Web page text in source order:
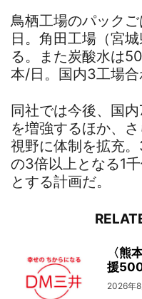
鳥栖工場のパック
日。角田工場（宮
る。また炭酸水は
本/日。国内3工場
同社では今後、国
を増強するほか、
視野に体制を拡充
の3倍以上となる1
とする計画だ。
〈熊
援
2026年